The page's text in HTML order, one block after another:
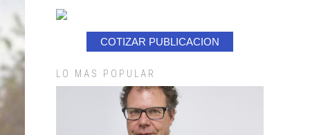
COTIZAR PUBLICACION
LO MAS POPULAR